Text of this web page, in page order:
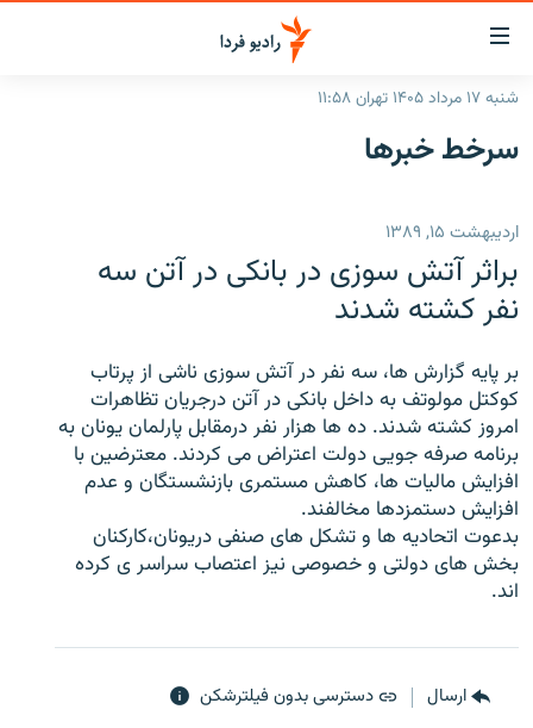
لینک‌های
قابلیت
دسترسی
بازگشت
اصلی
رفتن
صفحه
ایران
رادیو
انتخاب کنید و بشنوید
فرکانس‌ها
پادکست
گزارش‌های تصویری
گزارش‌های ویدئویی
زنان فردا
English
به ما بپیوندید
شنبه ۱۷ مرداد ۱۴۰۵ تهران ۱۱:۵۸
سرخط‌ خبرها
اردیبهشت ۱۵, ۱۳۸۹
براثر آتش سوزی در بانکی در آتن سه
نفر کشته شدند
بر پایه گزارش ها، سه نفر در آتش سوزی ناشی از پرتاب
کوکتل مولوتف به داخل بانکی در آتن درجریان تظاهرات
امروز کشته شدند. ده ها هزار نفر درمقابل پارلمان یونان به
برنامه صرفه جویی دولت اعتراض می کردند. معترضین با
افزایش مالیات ها، کاهش مستمری بازنشستگان و عدم
افزایش دستمزدها مخالفند.
بدعوت اتحادیه ها و تشکل های صنفی دریونان،کارکنان
بخش های دولتی و خصوصی نیز اعتصاب سراسر ی کرده
اند.
ارسال دسترسی بدون فیلترشکن